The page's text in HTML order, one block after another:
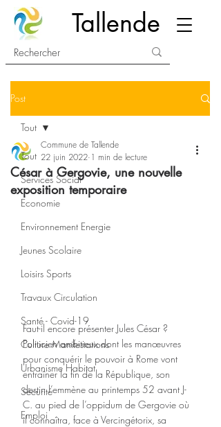
Tallende
Post
Tout
Services Social
Economie
Environnement Energie
Jeunes Scolaire
Loisirs Sports
Travaux Circulation
Santé - Covid-19
Culture Manifestations
Urbanisme Habitat
Sécurité
Emploi
Tout
César à Gergovie, une nouvelle
exposition temporaire
Commune de Tallende
22 juin 2022 1 min de lecture
Faut-il encore présenter Jules César ?
Politicien ambitieux dont les manœuvres
pour conquérir le pouvoir à Rome vont
entraîner la fin de la République, son
destin l’emmène au printemps 52 avant J-
C. au pied de l’oppidum de Gergovie où
il connaîtra, face à Vercingétorix, sa